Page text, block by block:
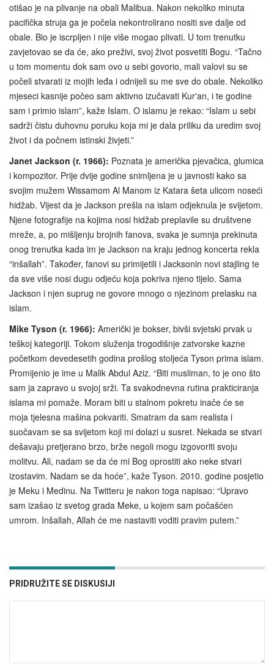
otišao je na plivanje na obali Malibua. Nakon nekoliko minuta
pacifička struja ga je počela nekontrolirano nositi sve dalje od
obale. Bio je iscrpljen i nije više mogao plivati. U tom trenutku
zavjetovao se da će, ako preživi, svoj život posvetiti Bogu. “Tačno
u tom momentu dok sam ovo u sebi govorio, mali valovi su se
počeli stvarati iz mojih leđa i odnijeli su me sve do obale. Nekoliko
mjeseci kasnije počeo sam aktivno izučavati Kur'an, i te godine
sam i primio islam”, kaže Islam. O islamu je rekao: “Islam u sebi
sadrži čistu duhovnu poruku koja mi je dala priliku da uredim svoj
život i da počnem istinski živjeti.”
Janet Jackson (r. 1966): Poznata je američka pjevačica, glumica
i kompozitor. Prije dvije godine snimljena je u javnosti kako sa
svojim mužem Wissamom Al Manom iz Katara šeta ulicom noseći
hidžab. Vijest da je Jackson prešla na islam odjeknula je svijetom.
Njene fotografije na kojima nosi hidžab preplavile su društvene
mreže, a, po mišljenju brojnih fanova, svaka je sumnja prekinuta
onog trenutka kada im je Jackson na kraju jednog koncerta rekla
“inšallah”. Također, fanovi su primijetili i Jacksonin novi stajling te
da sve više nosi dugu odjeću koja pokriva njeno tijelo. Sama
Jackson i njen suprug ne govore mnogo o njezinom prelasku na
islam.
Mike Tyson (r. 1966): Američki je bokser, bivši svjetski prvak u
teškoj kategoriji. Tokom služenja trogodišnje zatvorske kazne
početkom devedesetih godina prošlog stoljeća Tyson prima islam.
Promijenio je ime u Malik Abdul Aziz. “Biti musliman, to je ono što
sam ja zapravo u svojoj srži. Ta svakodnevna rutina prakticiranja
islama mi pomaže. Moram biti u stalnom pokretu inače će se
moja tjelesna mašina pokvariti. Smatram da sam realista i
suočavam se sa svijetom koji mi dolazi u susret. Nekada se stvari
dešavaju pretjerano brzo, brže negoli mogu izgovoriti svoju
molitvu. Ali, nadam se da će mi Bog oprostiti ako neke stvari
izostavim. Nadam se da hoće”, kaže Tyson. 2010. godine posjetio
je Meku i Medinu. Na Twitteru je nakon toga napisao: “Upravo
sam izašao iz svetog grada Meke, u kojem sam počašćen
umrom. Inšallah, Allah će me nastaviti voditi pravim putem.”
PRIDRUŽITE SE DISKUSIJI